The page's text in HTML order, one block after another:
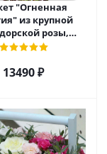
"Огненная
из крупной
розы,
и гермини.
13490 ₽